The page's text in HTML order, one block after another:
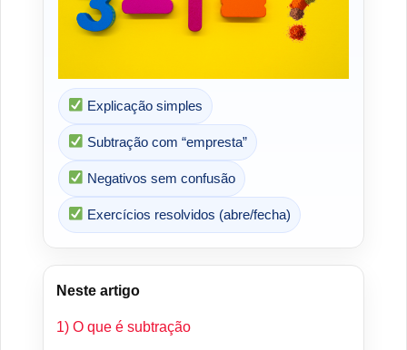
Explicação simples
Subtração com “empresta”
Negativos sem confusão
Exercícios resolvidos (abre/fecha)
Neste artigo
1) O que é subtração